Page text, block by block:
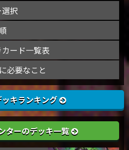
択
ード一覧表
必要なこと
キランキング
ターのデッキ一覧